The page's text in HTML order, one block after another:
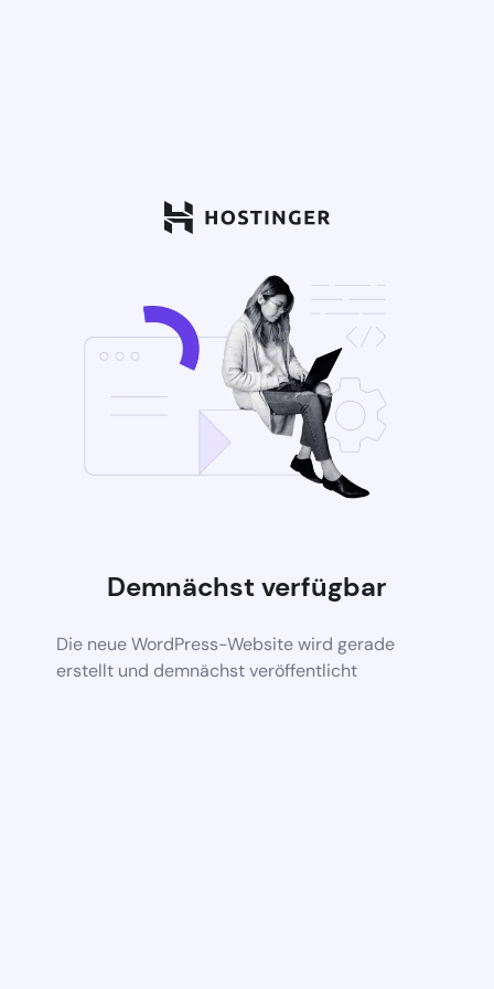
Demnächst verfügbar
Die neue WordPress-Website wird gerade
erstellt und demnächst veröffentlicht